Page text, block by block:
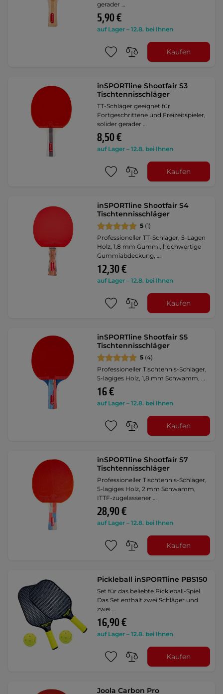
gerader …
5,90 €
auf Lager – 12.8. bei Ihnen
Kaufen
inSPORTline Shootfair S3
Tischtennisschläger
TT-Schläger geeignet für
Fortgeschrittene und Freizeitspieler,
solider gerader …
8,50 €
auf Lager – 12.8. bei Ihnen
Kaufen
inSPORTline Shootfair S4
Tischtennisschläger
5 (1)
Professioneller TT-Schläger, 5-Lagen
Holz, 1,8 mm Gummi, hochwertige
Gummiabdeckung, …
12,30 €
auf Lager – 12.8. bei Ihnen
Kaufen
inSPORTline Shootfair S5
Tischtennisschläger
5 (4)
Professioneller Tischtennis-Schläger,
5-lagiges Holz, 1,8 mm Schwamm, …
16 €
auf Lager – 12.8. bei Ihnen
Kaufen
inSPORTline Shootfair S7
Tischtennisschläger
Professioneller Tischtennis-Schläger,
5-lagiges Holz, 2 mm Schwamm,
ITTF-zugelassener …
28,90 €
auf Lager – 12.8. bei Ihnen
Kaufen
Pickleball inSPORTline PBS150
Set für das beliebte Pickleball-Spiel.
Das Set enthält zwei Schläger und
zwei …
16,90 €
auf Lager – 12.8. bei Ihnen
Kaufen
Joola Carbon Pro